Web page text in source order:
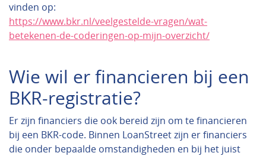
vinden op:
https://www.bkr.nl/veelgestelde-vragen/wat-
betekenen-de-coderingen-op-mijn-overzicht/
Wie wil er financieren bij een
BKR-registratie?
Er zijn financiers die ook bereid zijn om te financieren
bij een BKR-code. Binnen LoanStreet zijn er financiers
die onder bepaalde omstandigheden en bij het juist